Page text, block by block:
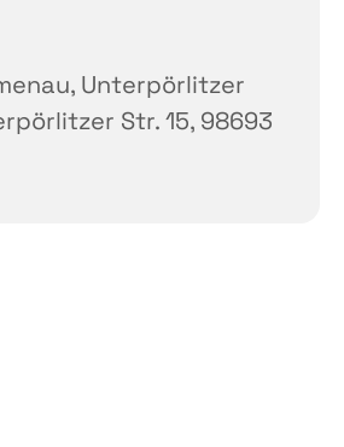
Unterpörlitzer
Str. 15, 98693